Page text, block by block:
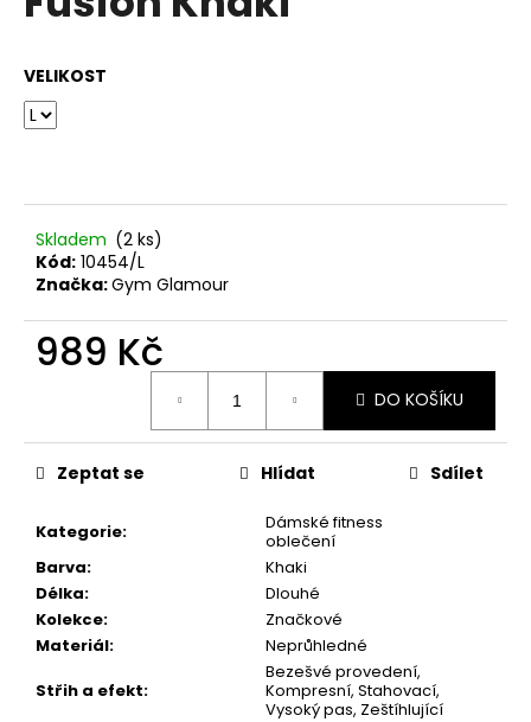
VELIKOST
Skladem (2 ks)
Kód: 10454/L
Značka:Gym Glamour
989 Kč
DO KOŠÍKU
Kategorie:
Dámské fitness
oblečení
Barva:
Khaki
Délka:
Dlouhé
Kolekce:
Značkové
Materiál:
Neprůhledné
Střih a efekt:
Bezešvé provedení,
Kompresní, Stahovací,
Vysoký pas, Zeštíhlující
Zeptat se Hlídat Sdílet
e
m
e